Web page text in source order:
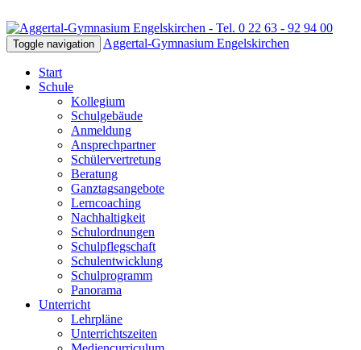
Toggle navigation Aggertal-Gymnasium Engelskirchen
Start
Schule
Kollegium
Schulgebäude
Anmeldung
Ansprechpartner
Schülervertretung
Beratung
Ganztagsangebote
Lerncoaching
Nachhaltigkeit
Schulordnungen
Schulpflegschaft
Schulentwicklung
Schulprogramm
Panorama
Unterricht
Lehrpläne
Unterrichtszeiten